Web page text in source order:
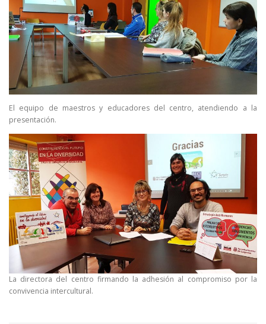
El equipo de maestros y educadores del centro, atendiendo a la
presentación.
La directora del centro firmando la adhesión al compromiso por la
convivencia intercultural.